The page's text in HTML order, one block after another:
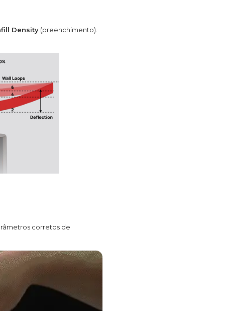
Density (preenchimento).
corretos de